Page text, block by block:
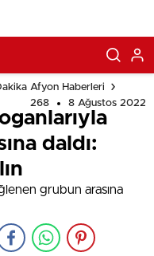
Afyon Haberleri
268
8 Ağustos 2022
daldı: